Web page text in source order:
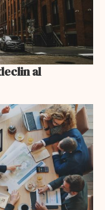
al